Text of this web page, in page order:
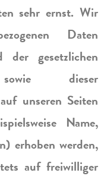
sehr ernst. Wir
Daten
der gesetzlichen
sowie dieser
unseren Seiten
Name,
erhoben werden,
auf freiwilliger